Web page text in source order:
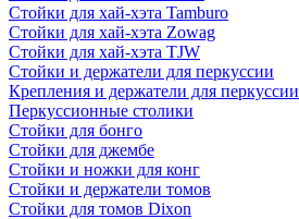
Стойки для хай-хэта Tamburo
Стойки для хай-хэта Zowag
Стойки для хай-хэта TJW
Стойки и держатели для перкуссии
Крепления и держатели для перкуссии
Перкуссионные столики
Стойки для бонго
Стойки для джембе
Стойки и ножки для конг
Стойки и держатели томов
Стойки для томов Dixon